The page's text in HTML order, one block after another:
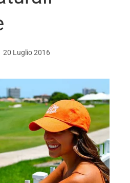
20 Luglio 2016